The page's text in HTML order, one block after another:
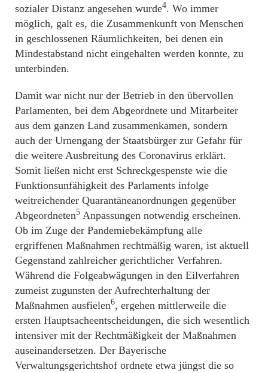
sozialer Distanz angesehen wurde4. Wo immer
möglich, galt es, die Zusammenkunft von Menschen
in geschlossenen Räumlichkeiten, bei denen ein
Mindestabstand nicht eingehalten werden konnte, zu
unterbinden.
Damit war nicht nur der Betrieb in den übervollen
Parlamenten, bei dem Abgeordnete und Mitarbeiter
aus dem ganzen Land zusammenkamen, sondern
auch der Urnengang der Staatsbürger zur Gefahr für
die weitere Ausbreitung des Coronavirus erklärt.
Somit ließen nicht erst Schreckgespenste wie die
Funktionsunfähigkeit des Parlaments infolge
weitreichender Quarantäneanordnungen gegenüber
Abgeordneten5 Anpassungen notwendig erscheinen.
Ob im Zuge der Pandemiebekämpfung alle
ergriffenen Maßnahmen rechtmäßig waren, ist aktuell
Gegenstand zahlreicher gerichtlicher Verfahren.
Während die Folgeabwägungen in den Eilverfahren
zumeist zugunsten der Aufrechterhaltung der
Maßnahmen ausfielen6, ergehen mittlerweile die
ersten Hauptsacheentscheidungen, die sich wesentlich
intensiver mit der Rechtmäßigkeit der Maßnahmen
auseinandersetzen. Der Bayerische
Verwaltungsgerichtshof ordnete etwa jüngst die so